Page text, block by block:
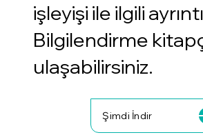
işleyişi ile ilgili
Bilgilendirme
ulaşabilirsiniz.
Şimdi İndir